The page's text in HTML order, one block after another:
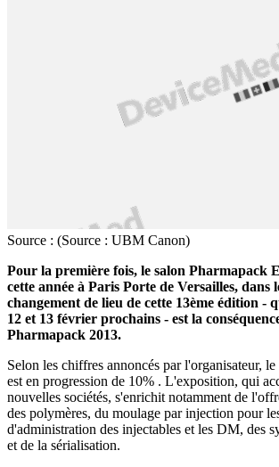
Source : (Source : UBM Canon)
Pour la première fois, le salon Pharmapack
cette année à Paris Porte de Versailles, dans
changement de lieu de cette 13ème édition -
12 et 13 février prochains - est la
Pharmapack 2013.
Selon les chiffres annoncés par l'organisateur,
est en progression de 10% . L'exposition, qui
nouvelles sociétés, s'enrichit notamment de
des polymères, du moulage par injection pour
d'administration des injectables et les DM, des
et de la sérialisation.